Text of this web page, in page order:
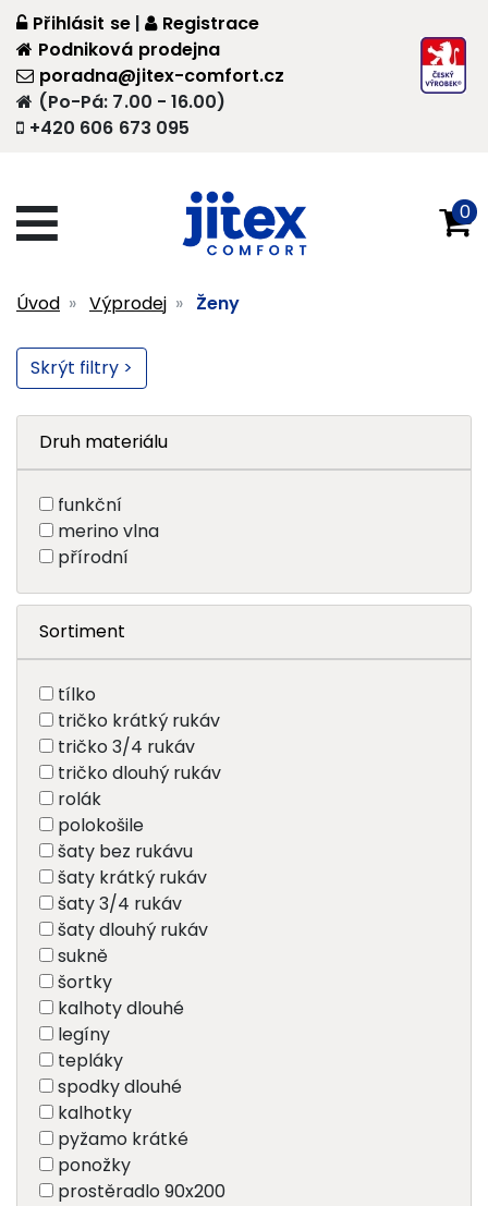
+420 606 673 095
(Po-Pá: 7.00 - 16.00)
poradna@jitex-comfort.cz
Přihlásit se |
Registrace
Podniková prodejna
0
Úvod Výprodej Ženy
Skrýt filtry >
Druh materiálu
funkční
merino vlna
přírodní
Sortiment
tílko
tričko krátký rukáv
tričko 3/4 rukáv
tričko dlouhý rukáv
rolák
polokošile
šaty bez rukávu
šaty krátký rukáv
šaty 3/4 rukáv
šaty dlouhý rukáv
sukně
šortky
kalhoty dlouhé
legíny
tepláky
spodky dlouhé
kalhotky
pyžamo krátké
ponožky
prostěradlo 90x200